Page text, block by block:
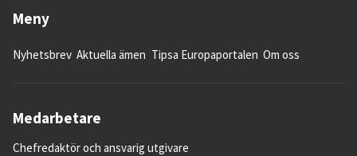
Meny
Nyhetsbrev Aktuella ämen Tipsa Europaportalen Om oss
Medarbetare
Chefredaktör och ansvarig utgivare